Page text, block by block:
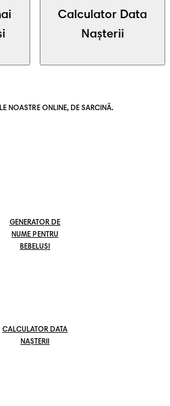
NOASTRE ONLINE, DE SARCINĂ.
GENERATOR DE
NUME PENTRU
BEBELUȘI
CALCULATOR DATA
NAȘTERII
Calculator Data
Nașterii